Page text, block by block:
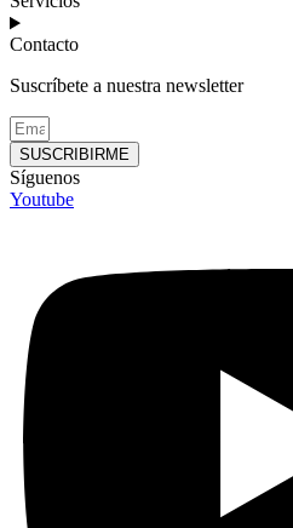
Contacto
Suscríbete a nuestra newsletter
SUSCRIBIRME
Síguenos
Youtube